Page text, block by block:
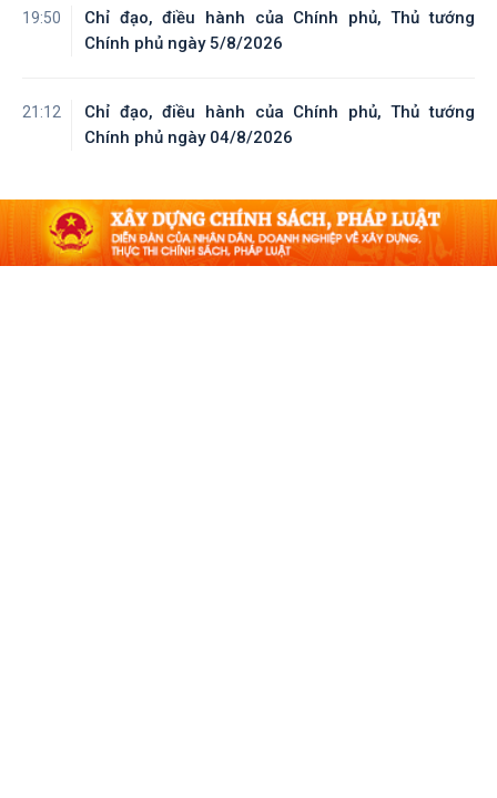
19:50
Chỉ đạo, điều hành của Chính phủ, Thủ tướng
Chính phủ ngày 5/8/2026
21:12
Chỉ đạo, điều hành của Chính phủ, Thủ tướng
Chính phủ ngày 04/8/2026